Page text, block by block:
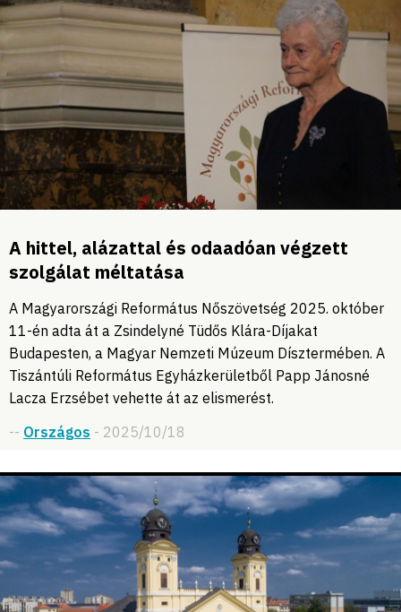
A hittel, alázattal és odaadóan végzett
szolgálat méltatása
A Magyarországi Református Nőszövetség 2025. október
11-én adta át a Zsindelyné Tüdős Klára-Díjakat
Budapesten, a Magyar Nemzeti Múzeum Dísztermében. A
Tiszántúli Református Egyházkerületből Papp Jánosné
Lacza Erzsébet vehette át az elismerést.
-- Országos - 2025/10/18